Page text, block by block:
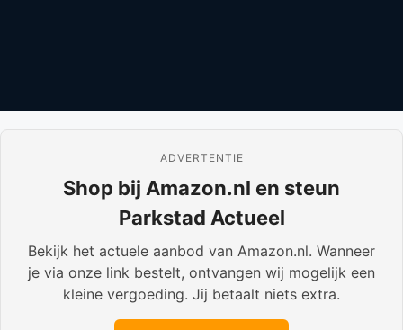
ADVERTENTIE
Shop bij Amazon.nl en steun
Parkstad Actueel
Bekijk het actuele aanbod van Amazon.nl. Wanneer
je via onze link bestelt, ontvangen wij mogelijk een
kleine vergoeding. Jij betaalt niets extra.